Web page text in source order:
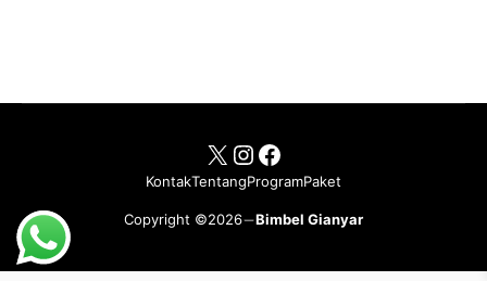
Copyright ©2026 Bimbel Gianyar
KontakTentangProgramPaket
X Instagram
Facebook